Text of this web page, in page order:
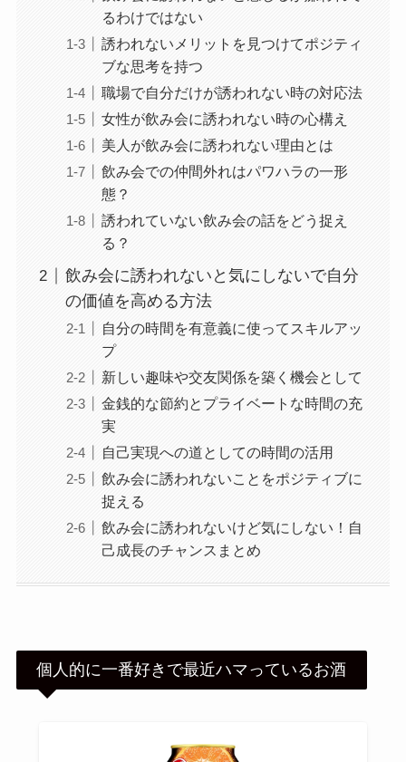
るわけではない
誘われないメリットを見つけてポジティ
ブな思考を持つ
職場で自分だけが誘われない時の対応法
女性が飲み会に誘われない時の心構え
美人が飲み会に誘われない理由とは
飲み会での仲間外れはパワハラの一形
態？
誘われていない飲み会の話をどう捉え
る？
飲み会に誘われないと気にしないで自分
の価値を高める方法
自分の時間を有意義に使ってスキルアッ
プ
新しい趣味や交友関係を築く機会として
金銭的な節約とプライベートな時間の充
実
自己実現への道としての時間の活用
飲み会に誘われないことをポジティブに
捉える
飲み会に誘われないけど気にしない！自
己成長のチャンスまとめ
個人的に一番好きで最近ハマっているお酒